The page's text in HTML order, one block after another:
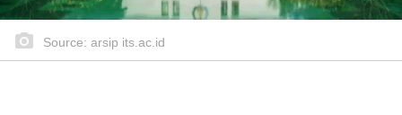
Source: arsip its.ac.id